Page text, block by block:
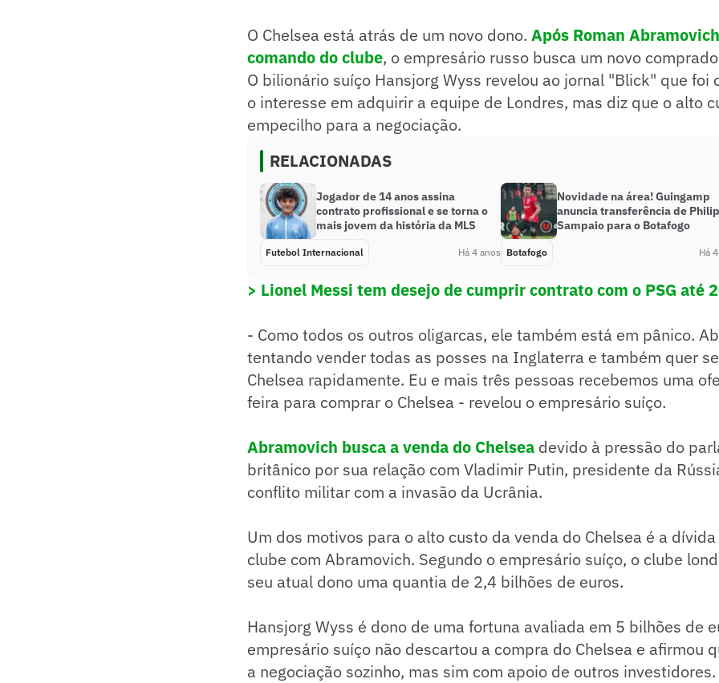
O Chelsea está atrás de um novo dono. Após Roman
comando do clube, o empresário russo busca um novo
O bilionário suíço Hansjorg Wyss revelou ao jornal "Blick" que foi
o interesse em adquirir a equipe de Londres, mas diz que o alto
empecilho para a negociação.
RELACIONADAS
Jogador de 14 anos assina
contrato profissional e se torna o
mais jovem da história da MLS
Futebol Internacional Há 4 anos
Novidade na área! Guingamp
anuncia transferência de
Sampaio para o Botafogo
Botafogo Há
> Lionel Messi tem desejo de cumprir contrato com o PSG até
- Como todos os outros oligarcas, ele também está em pânico.
tentando vender todas as posses na Inglaterra e também quer
Chelsea rapidamente. Eu e mais três pessoas recebemos uma
feira para comprar o Chelsea - revelou o empresário suíço.
Abramovich busca a venda do Chelsea devido à pressão do
britânico por sua relação com Vladimir Putin, presidente da
conflito militar com a invasão da Ucrânia.
Um dos motivos para o alto custo da venda do Chelsea é a
clube com Abramovich. Segundo o empresário suíço, o clube
seu atual dono uma quantia de 2,4 bilhões de euros.
Hansjorg Wyss é dono de uma fortuna avaliada em 5 bilhões de
empresário suíço não descartou a compra do Chelsea e afirmou
a negociação sozinho, mas sim com apoio de outros investidores.